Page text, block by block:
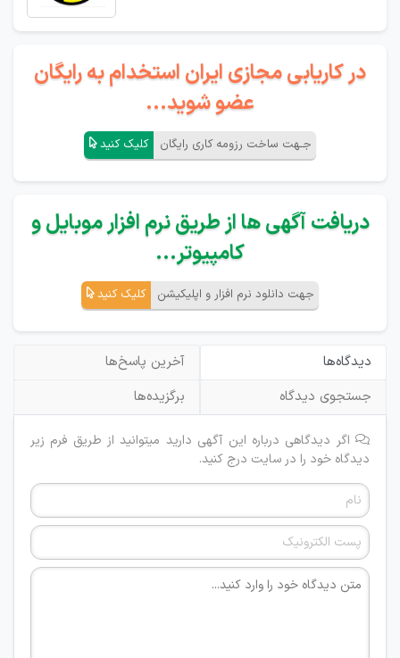
در کاریابی مجازی ایران استخدام به رایگان
عضو شوید...
جـهت ساخت رزومه کاری رایگان کلیک کنید
دریافت آگهی ها از طریق نرم افزار موبایل و
کامپیوتر...
جهت دانلود نرم افزار و اپلیکیشن کلیک کنید
دیدگاه‌ها
آخرین پاسخ‌ها
جستجوی دیدگاه
برگزیده‌ها
اگر دیدگاهی درباره این آگهی دارید میتوانید از طریق فرم زیر
دیدگاه خود را در سایت درج کنید.